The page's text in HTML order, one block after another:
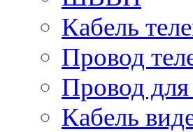
Кабель
Провод
Провод
Кабель